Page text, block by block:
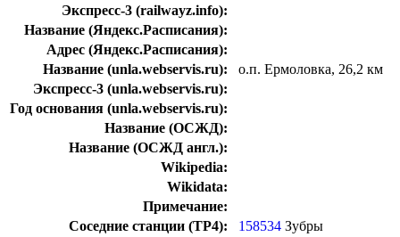
Экспресс-3 (railwayz.info):
Название (Яндекс.Расписания):
Адрес (Яндекс.Расписания):
Название (unla.webservis.ru):
о.п. Ермоловка, 26,2 км
Экспресс-3 (unla.webservis.ru):
Год основания (unla.webservis.ru):
Название (ОСЖД):
Название (ОСЖД англ.):
Wikipedia:
Wikidata:
Примечание:
Соседние станции (ТР4):
158534 Зубры